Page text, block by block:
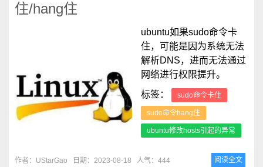
住/hang住
ubuntu如果sudo命令卡
住，可能是因为系统无法
解析DNS，进而无法通过
网络进行权限提升。
标签：
sudo命令卡住
sudo命令hang住
ubuntu修改hosts引起的异常
作者：UStarGao 日期：2023-08-18 人气：444 阅读全文